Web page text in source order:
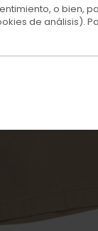
o bien,
de análisis).